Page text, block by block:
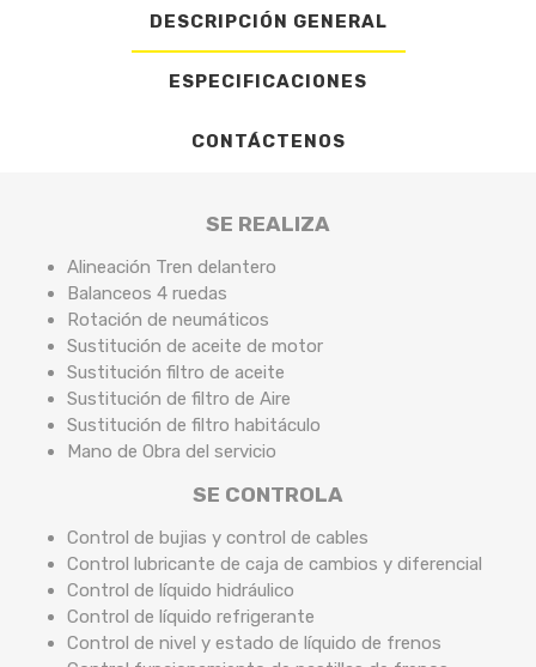
DESCRIPCIÓN GENERAL
ESPECIFICACIONES
CONTÁCTENOS
SE REALIZA
Alineación Tren delantero
Balanceos 4 ruedas
Rotación de neumáticos
Sustitución de aceite de motor
Sustitución filtro de aceite
Sustitución de filtro de Aire
Sustitución de filtro habitáculo
Mano de Obra del servicio
SE CONTROLA
Control de bujias y control de cables
Control lubricante de caja de cambios y diferencial
Control de líquido hidráulico
Control de líquido refrigerante
Control de nivel y estado de líquido de frenos